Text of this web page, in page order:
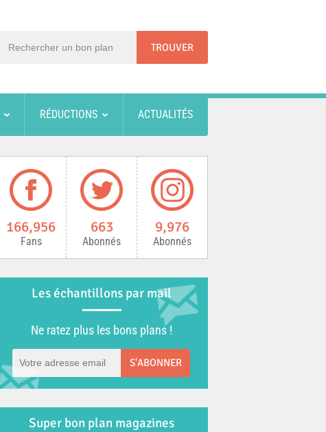
RÉDUCTIONS ACTUALITÉS
166,956
Fans
663
Abonnés
9,976
Abonnés
Les échantillons par mail
Ne ratez plus les bons plans !
S'ABONNER
Super bon plan magazines